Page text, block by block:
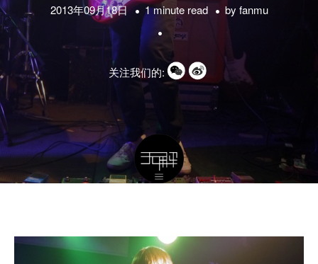
2013年09月18日 1 minute read by fanmu
关注我们的: